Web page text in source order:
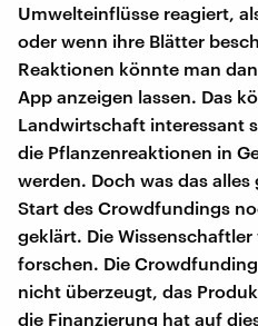
Umwelteinflüsse reagiert,
oder wenn ihre Blätter
Reaktionen könnte man
App anzeigen lassen. Das
Landwirtschaft interessant
die Pflanzenreaktionen in
werden. Doch was das
Start des Crowdfundings
geklärt. Die
forschen. Die
nicht überzeugt, das
die Finanzierung hat auf